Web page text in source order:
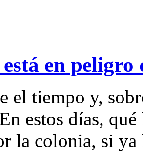
en peligro
el tiempo y,
estos días,
la colonia, si ya